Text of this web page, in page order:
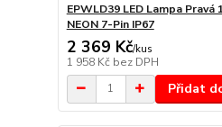
EPWLD39 LED Lampa Pravá
NEON 7-Pin IP67
2 369 Kč/kus
1 958 Kč bez DPH
Přidat